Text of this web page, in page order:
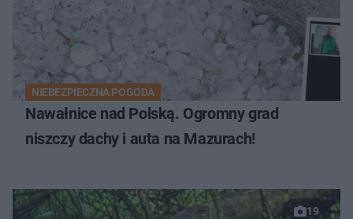
NIEBEZPIECZNA POGODA
Nawałnice nad Polską. Ogromny grad
niszczy dachy i auta na Mazurach!
19